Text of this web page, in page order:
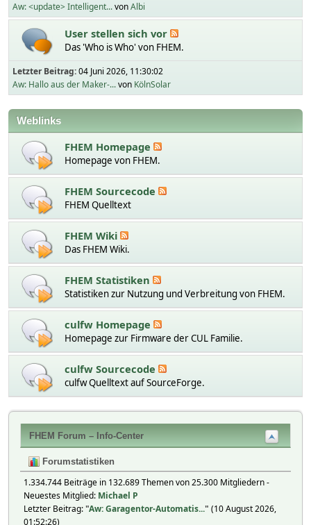
Aw: <update> Intelligent...vonAlbi
User stellen sich vor
Das 'Who is Who' von FHEM.
Letzter Beitrag:04 Juni 2026, 11:30:02
Aw: Hallo aus der Maker-...von KölnSolar
Weblinks
FHEM Homepage
Homepage von FHEM.
FHEM Sourcecode
FHEM Quelltext
FHEM Wiki
Das FHEM Wiki.
FHEM Statistiken
Statistiken zur Nutzung und Verbreitung von FHEM.
culfw Homepage
Homepage zur Firmware der CUL Familie.
culfw Sourcecode
culfw Quelltext auf SourceForge.
FHEM Forum – Info-Center
Forumstatistiken
1.334.744 Beiträge in 132.689 Themen von 25.300 Mitgliedern -
Neuestes Mitglied: Michael P
Letzter Beitrag:"Aw: Garagentor-Automatis..." (10 August 2026,
01:52:26)